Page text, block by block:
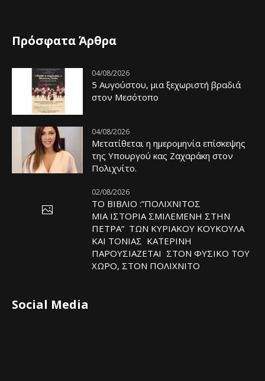
Πρόσφατα Άρθρα
04/08/2026
5 Αυγούστου, μια ξεχωριστή βραδιά
στον Μεσότοπο
04/08/2026
Μετατίθεται η ημερομηνία επίσκεψης
της Υπουργού κας Ζαχαράκη στον
Πολιχνίτο.
02/08/2026
ΤΟ ΒΙΒΛΙΟ :”ΠΟΛΙΧΝΙΤΟΣ
ΜΙΑ ΙΣΤΟΡΙΑ ΣΜΙΛΕΜΕΝΗ ΣΤΗΝ
ΠΕΤΡΑ” ΤΩΝ ΚΥΡΙΑΚΟΥ ΚΟΥΚΟΥΛΑ
ΚΑΙ ΤΟΝΙΑΣ ΚΑΤΕΡΙΝΗ
ΠΑΡΟΥΣΙΑΖΕΤΑΙ ΣΤΟΝ ΦΥΣΙΚΟ ΤOY
ΧΩΡΟ, ΣΤΟΝ ΠΟΛΙΧΝΙΤΟ
Social Media